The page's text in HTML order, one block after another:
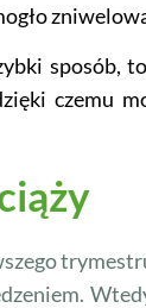
sposób,
czemu